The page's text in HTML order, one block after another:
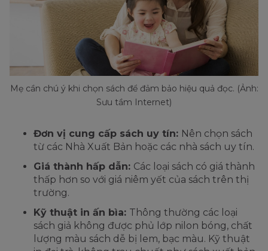
Mẹ cần chú ý khi chọn sách để đảm bảo hiệu quả đọc. (Ảnh:
Sưu tầm Internet)
Đơn vị cung cấp sách uy tín: Nên chọn sách
từ các Nhà Xuất Bản hoặc các nhà sách uy tín.
Giá thành hấp dẫn: Các loại sách có giá thành
thấp hơn so với giá niêm yết của sách trên thị
trường.
Kỹ thuật in ấn bìa: Thông thường các loại
sách giả không được phủ lớp nilon bóng, chất
lượng màu sách dễ bị lem, bạc màu. Kỹ thuật